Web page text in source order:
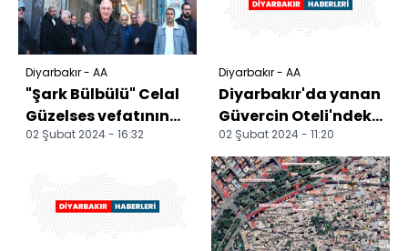
Diyarbakır - AA
"Şark Bülbülü" Celal
Güzelses vefatının
65. yılında
02 Şubat 2024 - 16:32
Diyarbakır - AA
Diyarbakır'da yanan
Güvercin Oteli'ndeki
çok sayıda güvercin
öldü
02 Şubat 2024 - 11:20